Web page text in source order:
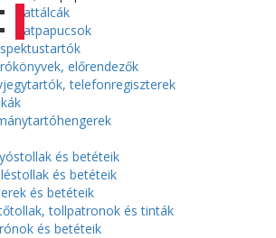
Irattálcák
Iratpapucsok
előrendezők
telefonregiszterek
és betéteik
és betéteik
és betéteik
tollpatronok és tinták
és betéteik